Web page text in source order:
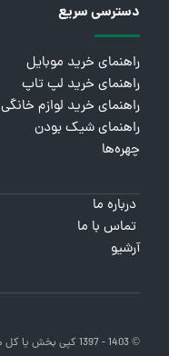
دسترسی سریع
راهنمای خرید موبایل
راهنمای خرید لپ تاپ
راهنمای خرید لوازم خانگی
راهنمای شیک بودن
چهره‌ها
درباره ما
تماس با ما
آرشیو
© 1403 - 1397 کپی بخش یا کل هر کدام از مطالب